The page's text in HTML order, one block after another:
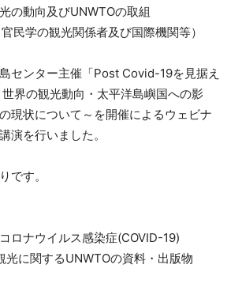
の動向及びUNWTOの取組
民学の観光関係者及び国際機関等）
センター主催「Post Covid-19を見据え
界の観光動向・太平洋島嶼国への影
現状について～を開催によるウェビナ
演を行いました。
です。
ロナウイルス感染症(COVID-19)
光に関するUNWTOの資料・出版物